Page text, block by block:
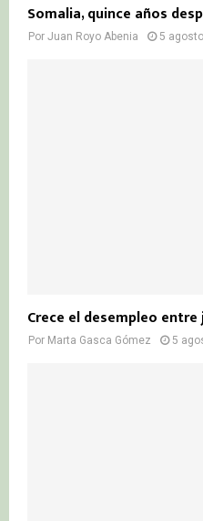
Somalia, quince años
Por Juan Royo Abenia 5
Crece el desempleo
Por Marta Gasca Gómez 5